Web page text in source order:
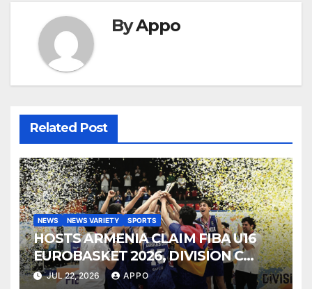
ByAppo
Related Post
NEWS NEWS VARIETY SPORTS
HOSTS ARMENIA CLAIM FIBA U16
EUROBASKET 2026, DIVISION C
TITLE
JUL 22, 2026 APPO